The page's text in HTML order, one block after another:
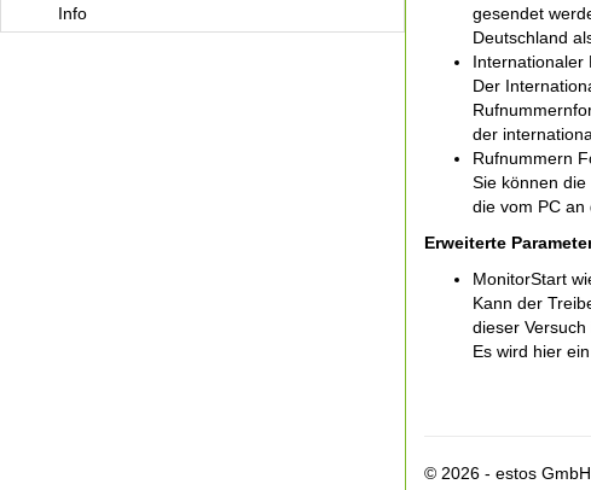
Info
gesendet
Deutschland
Internationaler
Der
der
Rufnummern
Sie können
die vom PC an
Erweiterte
MonitorStart
Kann der
dieser
Es wird hier
© 2026 - estos